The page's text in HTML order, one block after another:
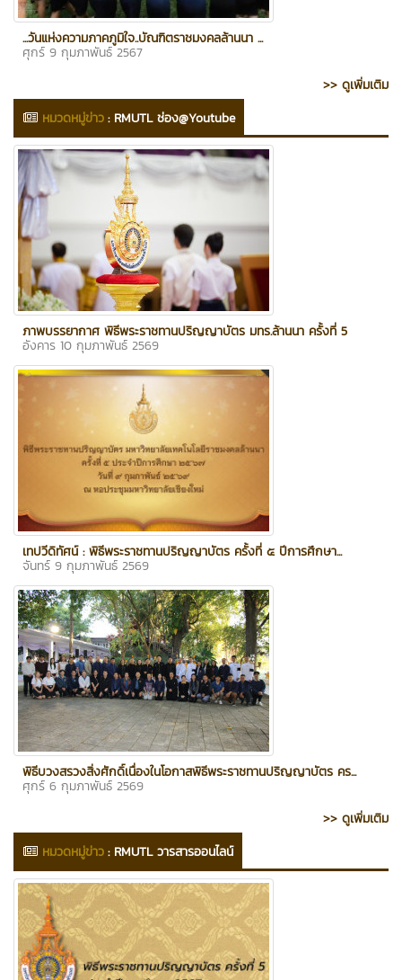
...วันแห่งความภาคภูมิใจ..บัณฑิตราชมงคลล้านนา ...
ศุกร์ 9 กุมภาพันธ์ 2567
>> ดูเพิ่มเติม
หมวดหมู่ข่าว: RMUTL ช่อง@Youtube
ภาพบรรยากาศ พิธีพระราชทานปริญญาบัตร มทร.ล้านนา ครั้งที่ 5
อังคาร 10 กุมภาพันธ์ 2569
เทปวีดิทัศน์ : พิธีพระราชทานปริญญาบัตร ครั้งที่ ๕ ปีการศึกษา...
จันทร์ 9 กุมภาพันธ์ 2569
พิธีบวงสรวงสิ่งศักดิ์เนื่องในโอกาสพิธีพระราชทานปริญญาบัตร คร...
ศุกร์ 6 กุมภาพันธ์ 2569
>> ดูเพิ่มเติม
หมวดหมู่ข่าว: RMUTL วารสารออนไลน์